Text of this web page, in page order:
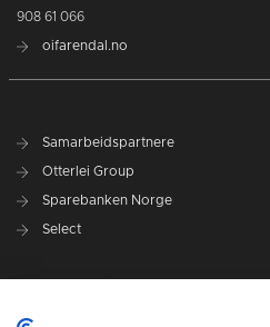
908 61 066
oifarendal.no
Samarbeidspartnere
Otterlei Group
Sparebanken Norge
Select